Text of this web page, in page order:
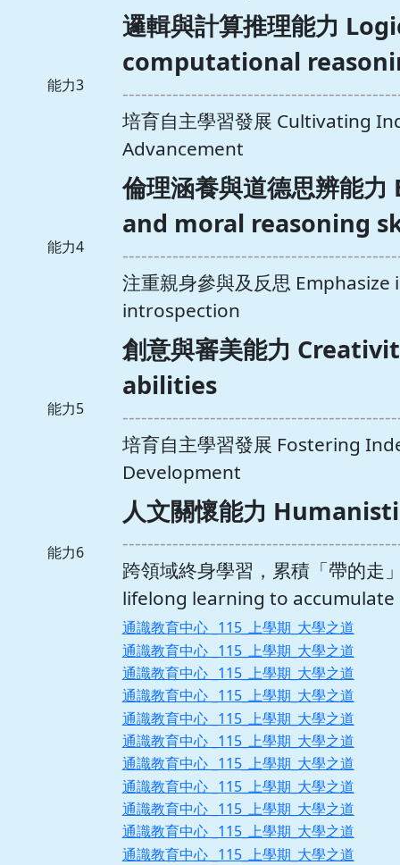
能力3
邏輯與計算推理能力
computational
培育自主學習發展 Cultivating
Advancement
能力4
倫理涵養與道德思辨能
and moral reasoning
注重親身參與及反思
introspection
能力5
創意與審美能力
abilities
培育自主學習發展 Fostering
Development
能力6
人文關懷能力
跨領域終身學習，累積「帶的走
lifelong learning to
通識教育中心 _115_上學期_大學之道
通識教育中心 _115_上學期_大學之道
通識教育中心 _115_上學期_大學之道
通識教育中心 _115_上學期_大學之道
通識教育中心 _115_上學期_大學之道
通識教育中心 _115_上學期_大學之道
通識教育中心 _115_上學期_大學之道
通識教育中心 _115_上學期_大學之道
通識教育中心 _115_上學期_大學之道
通識教育中心 _115_上學期_大學之道
通識教育中心 _115_上學期_大學之道